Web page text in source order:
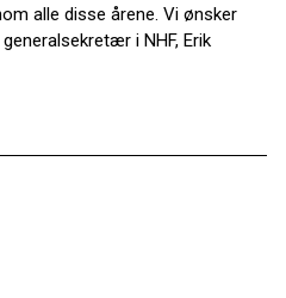
alle disse årene. Vi ønsker
i NHF, Erik